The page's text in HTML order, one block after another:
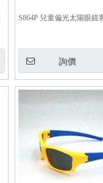
S864P 兒童偏光太陽眼鏡
詢價